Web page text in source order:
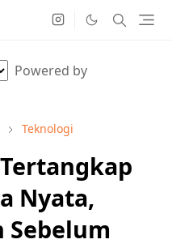
Powered by
Teknologi
Nyata,
Sebelum